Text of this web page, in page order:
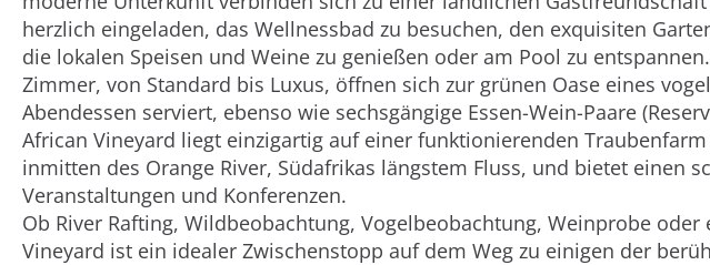
herzlich eingeladen, das Wellnessbad zu besuchen, den exquisiten
die lokalen Speisen und Weine zu genießen oder am Pool zu
Zimmer, von Standard bis Luxus, öffnen sich zur grünen Oase eines
Abendessen serviert, ebenso wie sechsgängige Essen-Wein-Paare
African Vineyard liegt einzigartig auf einer funktionierenden
inmitten des Orange River, Südafrikas längstem Fluss, und bietet einen
Veranstaltungen und Konferenzen.
Ob River Rafting, Wildbeobachtung, Vogelbeobachtung, Weinprobe
Vineyard ist ein idealer Zwischenstopp auf dem Weg zu einigen der